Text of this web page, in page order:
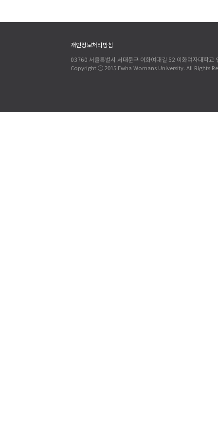
개인정보처리방침
03760 서울특별시 서대문구 이화여대길 52 이화여자대학교
Copyright ⓒ 2015 Ewha Womans University. All Rights